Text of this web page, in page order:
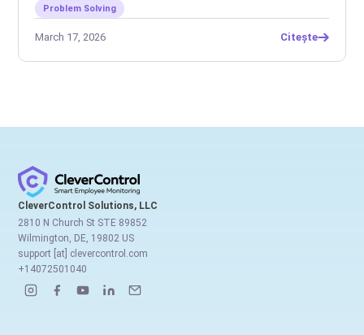
Problem Solving
March 17, 2026 Citește
CleverControl Solutions, LLC
2810 N Church St STE 89852
Wilmington, DE, 19802 US
support [at] clevercontrol.com
+14072501040